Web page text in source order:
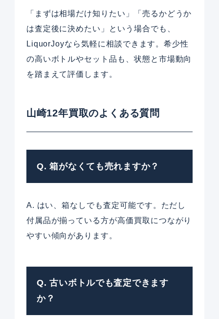
「まずは相場だけ知りたい」「売るかどうか
は査定後に決めたい」という場合でも、
LiquorJoyなら気軽に相談できます。希少性
の高いボトルやセット品も、状態と市場動向
を踏まえて評価します。
山崎12年買取のよくある質問
Q. 箱がなくても売れますか？
A. はい、箱なしでも査定可能です。ただし
付属品が揃っている方が高価買取につながり
やすい傾向があります。
Q. 古いボトルでも査定できます
か？